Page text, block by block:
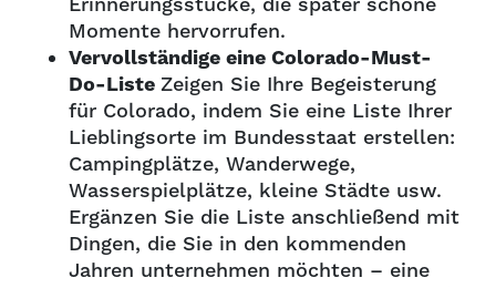
Momente hervorrufen.
Vervollständige eine Colorado-Must-
Do-Liste Zeigen Sie Ihre Begeisterung
für Colorado, indem Sie eine Liste Ihrer
Lieblingsorte im Bundesstaat erstellen:
Campingplätze, Wanderwege,
Wasserspielplätze, kleine Städte usw.
Ergänzen Sie die Liste anschließend mit
Dingen, die Sie in den kommenden
Jahren unternehmen möchten – eine